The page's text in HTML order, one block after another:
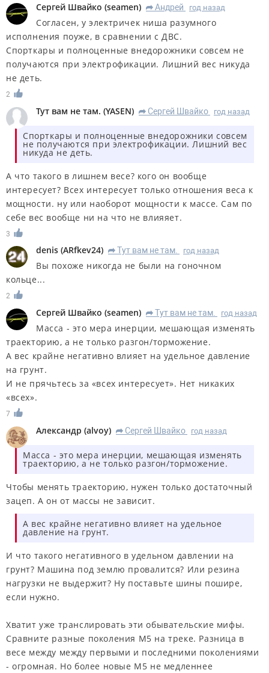
Сергей Швайко (seamen) R Андрей год назад
Согласен, у электричек ниша разумного
исполнения поуже, в сравнении с ДВС.
Спорткары и полноценные внедорожники совсем не
получаются при электрофикации. Лишний вес никуда
не деть.
2
Тут вам не там. (YASEN) R Сергей Швайко год назад
Спорткары и полноценные внедорожники совсем
не получаются при электрофикации. Лишний вес
никуда не деть.
А что такого в лишнем весе? кого он вообще
интересует? Всех интересует только отношения веса к
мощности. ну или наоборот мощности к массе. Сам по
себе вес вообще ни на что не влияяет.
3
denis (ARfkev24) R Тут вам не там. год назад
Вы похоже никогда не были на гоночном
кольце...
2
Сергей Швайко (seamen) R Тут вам не там. год назад
Масса - это мера инерции, мешающая изменять
траекторию, а не только разгон/торможение.
А вес крайне негативно влияет на удельное давление
на грунт.
И не прячьтесь за «всех интересует». Нет никаких
«всех».
7
Александр (alvoy) R Сергей Швайко год назад
Масса - это мера инерции, мешающая изменять
траекторию, а не только разгон/торможение.
Чтобы менять траекторию, нужен только достаточный
зацеп. А он от массы не зависит.
А вес крайне негативно влияет на удельное
давление на грунт.
И что такого негативного в удельном давлении на
грунт? Машина под землю провалится? Или резина
нагрузки не выдержит? Ну поставьте шины пошире,
если нужно.
Хватит уже транслировать эти обывательские мифы.
Сравните разные поколения М5 на треке. Разница в
весе между между первыми и последними поколениями
- огромная. Но более новые М5 не медленнее